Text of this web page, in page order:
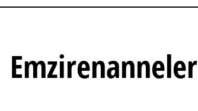
Emzirenanneler